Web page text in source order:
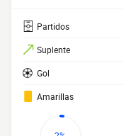
Partidos
Suplente
Gol
Amarillas